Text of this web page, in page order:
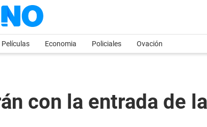
Películas Economia Policiales Ovación
con la entrada de